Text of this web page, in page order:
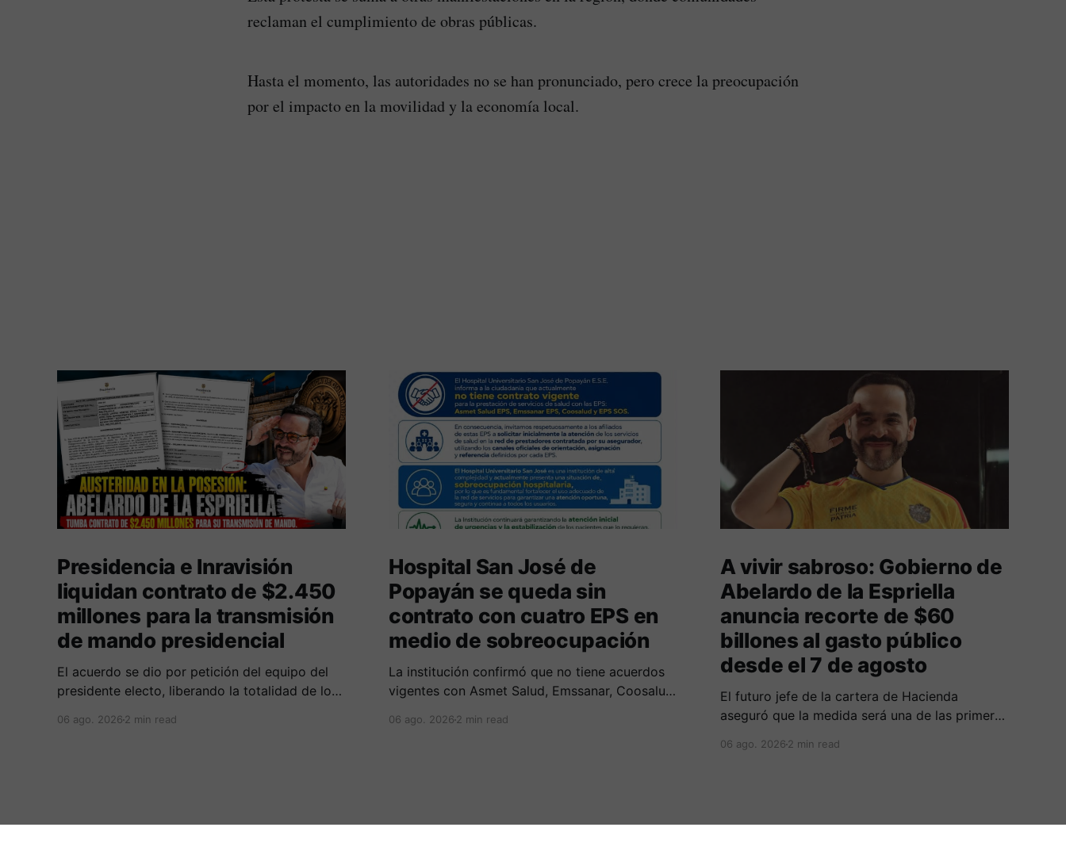
reclaman el cumplimiento de obras públicas.
Hasta el momento, las autoridades no se han pronunciado, pero crece la preocupación
por el impacto en la movilidad y la economía local.
Presidencia e Inravisión
liquidan contrato de $2.450
millones para la transmisión
de mando presidencial
​El acuerdo se dio por petición del equipo del
presidente electo, liberando la totalidad de los
ni operativa.
06 ago. 2026 2 min read
Hospital San José de
Popayán se queda sin
contrato con cuatro EPS en
medio de sobreocupación
La institución confirmó que no tiene acuerdos
vigentes con Asmet Salud, Emssanar, Coosalud
acudir a las redes de sus aseguradoras.
06 ago. 20262 min read
A vivir sabroso: Gobierno de
Abelardo de la Espriella
anuncia recorte de $60
billones al gasto público
desde el 7 de agosto
El futuro jefe de la cartera de Hacienda
aseguró que la medida será una de las primeras
funciones el próximo 7 de agosto.
06 ago. 20262 min read